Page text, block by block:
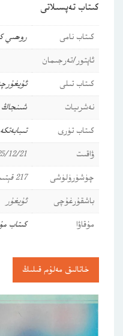
كىتاب تەپسىلاتى
كىتاب نامى
روھىي
ئاپتور/تەرجىمان
كىتاب تىلى
نەشرىيات
شىنجاڭ
كىتاب تۈرى
ۋاقىت
12/21
چۈشۈرۈلۈشى
217 قېتىم
باشقۇرغۇچى
ئۇيغۇر
مۇقاۋا
كىتاب
خاتالىق مەلۇم قىلىڭ